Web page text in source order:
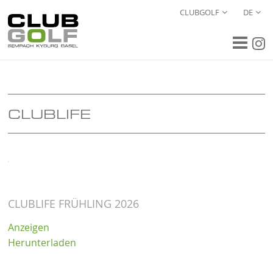
CLUBGOLF DE
CLUBLIFE
CLUBLIFE FRÜHLING 2026
Anzeigen
Herunterladen